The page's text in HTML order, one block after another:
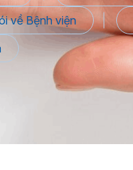
về Bệnh viện